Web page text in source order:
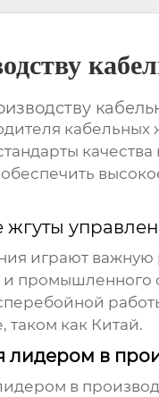
кабельных
жгуты
играют важную
и
таком как Китай.
лидером в
в